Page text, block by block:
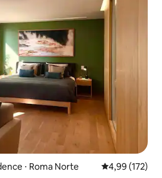
⋅ Roma Norte Évaluation
4,99 (172)